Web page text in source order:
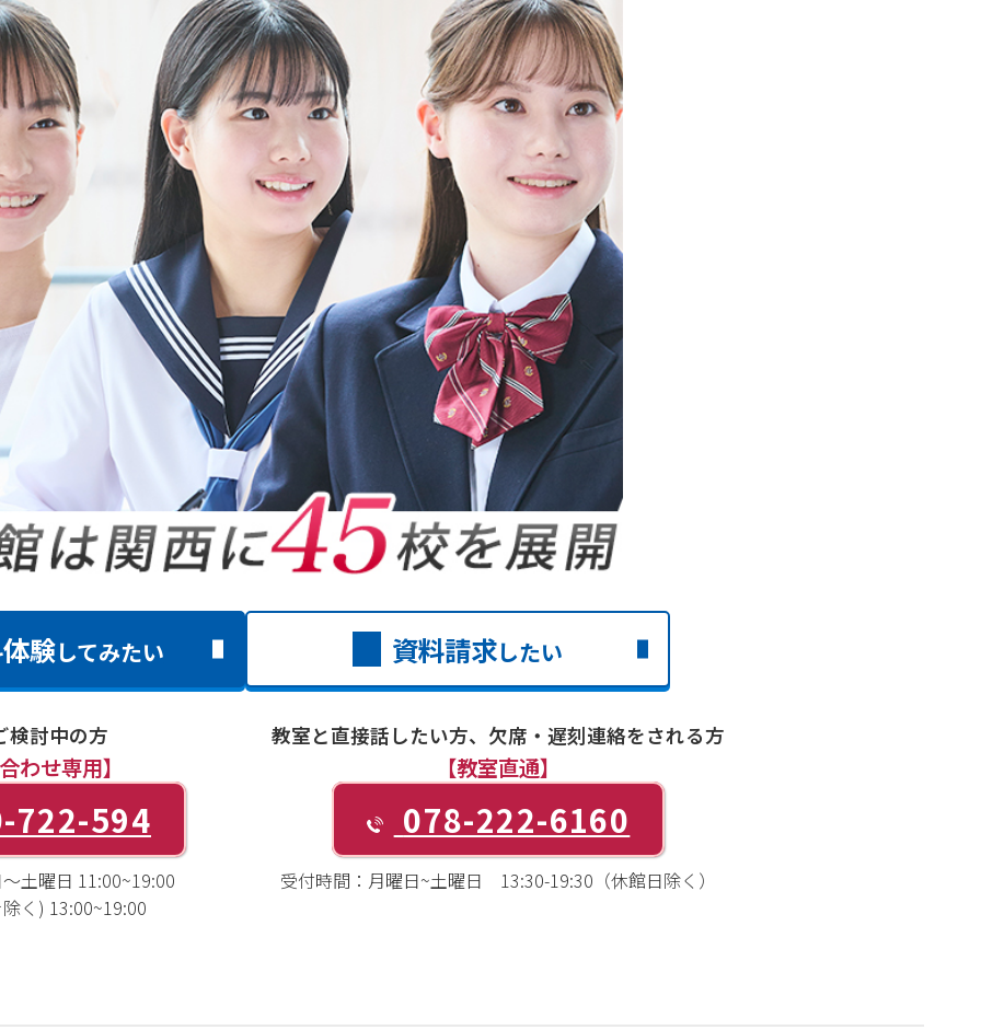
験してみたい 資料請求したい
検討中の方
わせ専用】
722-594
土曜日 11:00~19:00
く) 13:00~19:00
教室と直接話したい方、欠席・遅刻連絡をされる方
【教室直通】
078-222-6160
受付時間： 月曜日~土曜日 13:30-19:30（休館日除く）